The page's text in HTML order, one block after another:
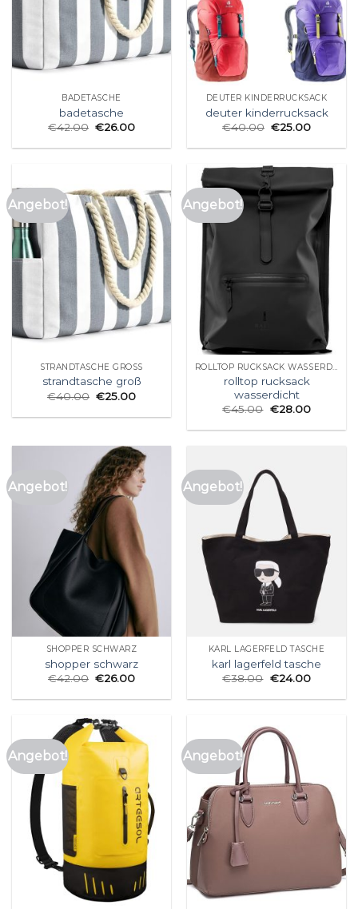
BADETASCHE
badetasche
€42.00 €26.00
DEUTER KINDERRUCKSACK
deuter kinderrucksack
€40.00 €25.00
Angebot!
STRANDTASCHE GROSS
strandtasche groß
€40.00 €25.00
Angebot!
ROLLTOP RUCKSACK WASSERDICHT
rolltop rucksack
wasserdicht
€45.00 €28.00
Angebot!
SHOPPER SCHWARZ
shopper schwarz
€42.00 €26.00
Angebot!
KARL LAGERFELD TASCHE
karl lagerfeld tasche
€38.00 €24.00
Angebot! Angebot!